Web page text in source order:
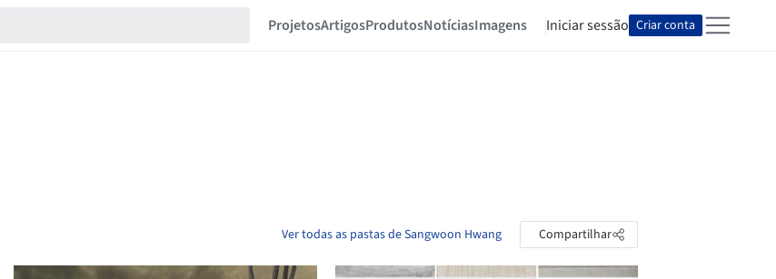
ProjetosArtigosProdutosNotíciasImagens Iniciar sessão Criar conta
Ver todas as pastas de Sangwoon Hwang Compartilhar